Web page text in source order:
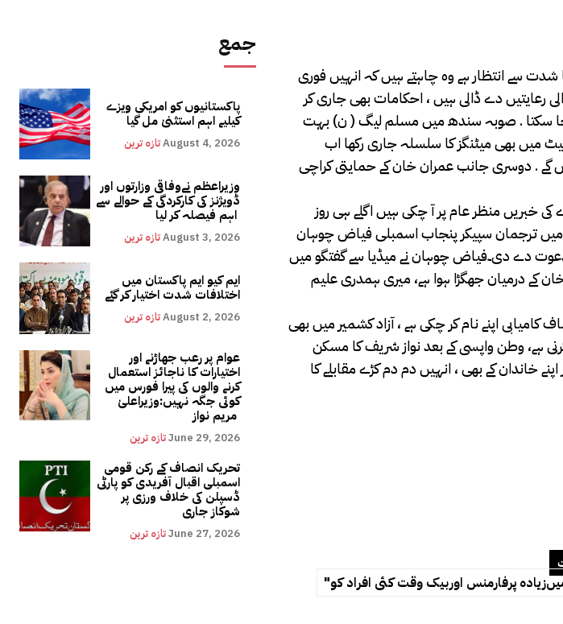
جمع
پاکستانیوں کو امریکی ویزے
کیلیے اہم استثنیٰ مل گیا
تازہ ترینAugust 4, 2026
وزیراعظم نےوفاقی وزارتوں اور
ڈویژنز کی کارکردگی کے حوالے سے
تازہ ترینAugust 3, 2026
ایم کیو ایم پاکستان میں
اختلافات شدت اختیار کر گئے
تازہ ترینAugust 2, 2026
عوام پر رعب جھاڑنے اور
اختیارات کا ناجائز استعمال
کرنے والوں کی پیرا فورس میں
کوئی جگہ نہیں:وزیراعلیٰ
تازہ ترینJune 29, 2026
تحریک انصاف کے رکن قومی
اسمبلی اقبال آفریدی کو پارٹی
ڈسپلن کی خلاف ورزی پر
شوکاز جاری
تازہ ترینJune 27, 2026
شدت سے انتظار ہے وہ چاہتے ہیں کہ انہیں فوری
رعایتیں دے ڈالی ہیں ، احکامات بھی جاری کر
جا سکتا . صوبہ سندھ میں مسلم لیگ ( ن) بہت
میں بھی میٹنگز کا سلسلہ جاری رکھا اب
گے . دوسری جانب عمران خان کے حمایتی کراچی
خبریں منظر عام پر آ چکی ہیں اگلے ہی روز
میں ترجمان سپیکر پنجاب اسمبلی فیاض چوہان
دعوت دے دی۔فیاض چوہان نے میڈیا سے گفتگو میں
کے درمیان جھگڑا ہوا ہے، میری ہمدری علیم
اپنے نام کر چکی ہے ، آزاد کشمیر میں بھی
ہے، وطن واپسی کے بعد نواز شریف کا مسکن
خاندان کے بھی ، انہیں دم دم کڑے مقابلے کا
پرفارمنس اوربیک وقت کئی افراد کو"